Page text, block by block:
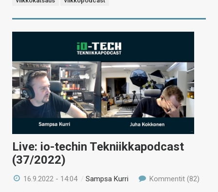
Live: io-techin Tekniikkapodcast
(37/2022)
16.9.2022 - 14:04 /Sampsa Kurri Kommentit (82)